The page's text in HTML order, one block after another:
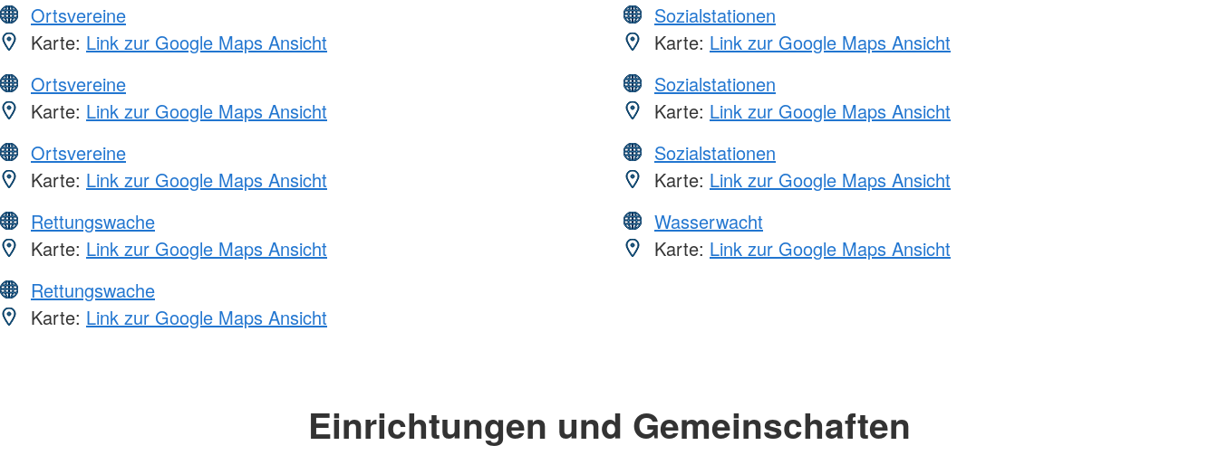
Ortsvereine
Karte: Link zur Google Maps Ansicht
Ortsvereine
Karte: Link zur Google Maps Ansicht
Ortsvereine
Karte: Link zur Google Maps Ansicht
Rettungswache
Karte: Link zur Google Maps Ansicht
Rettungswache
Karte: Link zur Google Maps Ansicht
Sozialstationen
Karte: Link zur Google Maps Ansicht
Sozialstationen
Karte: Link zur Google Maps Ansicht
Sozialstationen
Karte: Link zur Google Maps Ansicht
Wasserwacht
Karte: Link zur Google Maps Ansicht
Einrichtungen und Gemeinschaften